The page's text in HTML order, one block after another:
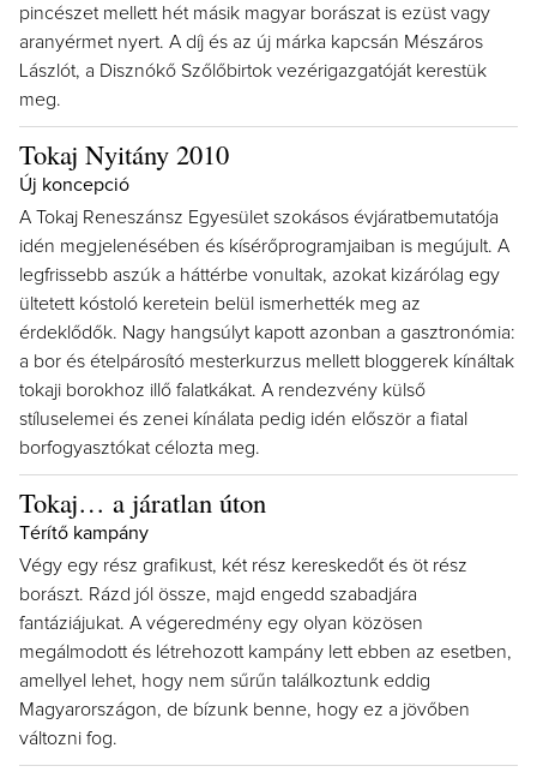
pincészet mellett hét másik magyar borászat is ezüst vagy
aranyérmet nyert. A díj és az új márka kapcsán Mészáros
Lászlót, a Disznókő Szőlőbirtok vezérigazgatóját kerestük
meg.
Tokaj Nyitány 2010
Új koncepció
A Tokaj Reneszánsz Egyesület szokásos évjáratbemutatója
idén megjelenésében és kísérőprogramjaiban is megújult. A
legfrissebb aszúk a háttérbe vonultak, azokat kizárólag egy
ültetett kóstoló keretein belül ismerhették meg az
érdeklődők. Nagy hangsúlyt kapott azonban a gasztronómia:
a bor és ételpárosító mesterkurzus mellett bloggerek kínáltak
tokaji borokhoz illő falatkákat. A rendezvény külső
stíluselemei és zenei kínálata pedig idén először a fiatal
borfogyasztókat célozta meg.
Tokaj… a járatlan úton
Térítő kampány
Végy egy rész grafikust, két rész kereskedőt és öt rész
borászt. Rázd jól össze, majd engedd szabadjára
fantáziájukat. A végeredmény egy olyan közösen
megálmodott és létrehozott kampány lett ebben az esetben,
amellyel lehet, hogy nem sűrűn találkoztunk eddig
Magyarországon, de bízunk benne, hogy ez a jövőben
változni fog.